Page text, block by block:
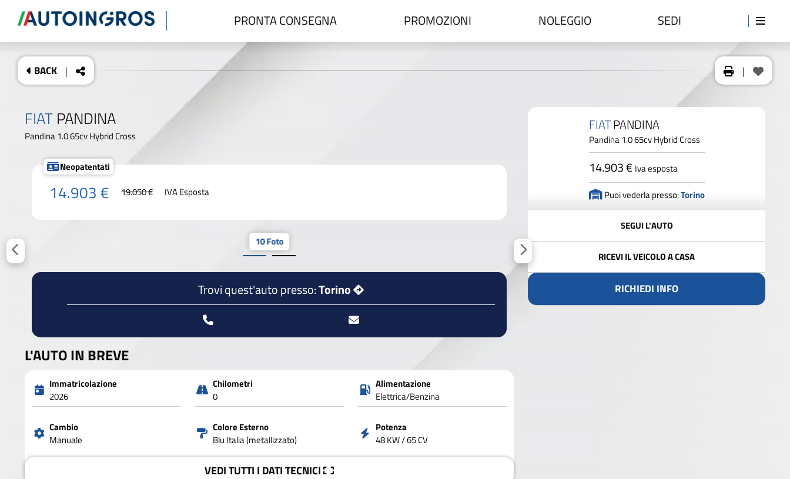
PRONTA CONSEGNA PROMOZIONI NOLEGGIO SEDI
BACK | |
FIAT PANDINA
Pandina 1.0 65cv Hybrid Cross
Neopatentati
14.903 € 19.050 € IVA Esposta
10 Foto
Trovi quest'auto presso:Torino
L'AUTO IN BREVE
Immatricolazione
2026
Chilometri
0
Alimentazione
Elettrica/Benzina
Cambio
Manuale
Colore Esterno
Blu Italia (metallizzato)
Potenza
48 KW / 65 CV
VEDITUTTI I DATITECNICI
FIATPANDINA
Pandina 1.0 65cv Hybrid Cross
14.903 € Iva esposta
Puoi vederla presso:Torino
SEGUI L'AUTO
RICEVI IL VEICOLO A CASA
RICHIEDI INFO